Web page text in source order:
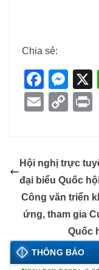
Chia sẻ:
F
a
c
b
o
o
k
M
e
ss
n
g
er
E
C
y
Li
n
k
Hội nghị trực
đại biểu Quốc
Công văn triển
ứng, tham gia
Quốc
THÔNG BÁO
Thông báo
tháng 6/2025 của
26/